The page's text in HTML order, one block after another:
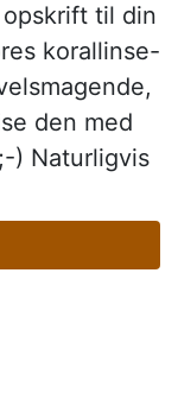
til din
korallinse-
den med
) Naturligvis